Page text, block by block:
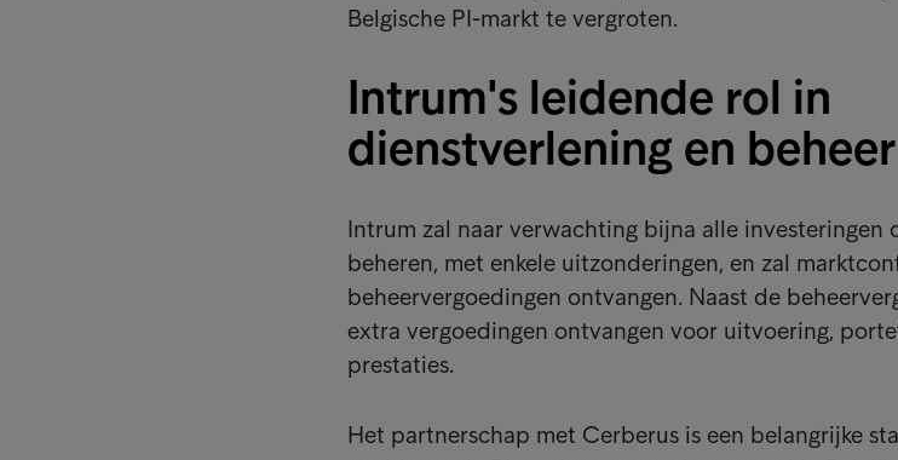
Belgische PI-markt te vergroten.
Intrum's leidende rol in
dienstverlening en beheer
Intrum zal naar verwachting bijna alle investeringen
beheren, met enkele uitzonderingen, en zal
beheervergoedingen ontvangen. Naast de
extra vergoedingen ontvangen voor uitvoering,
prestaties.
Het partnerschap met Cerberus is een belangrijke